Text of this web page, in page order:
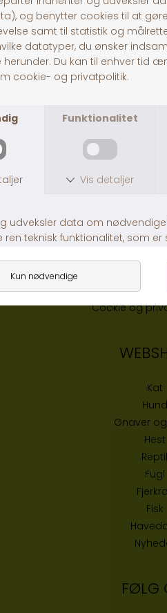
Pitó
8963
CVR
© Pitó 2024, CVR
Butikke
Om
Fragt og
Cookie og
Kat
Hund
Gnaver
Hest
Reptil
Fugl
Fisk
FØLG